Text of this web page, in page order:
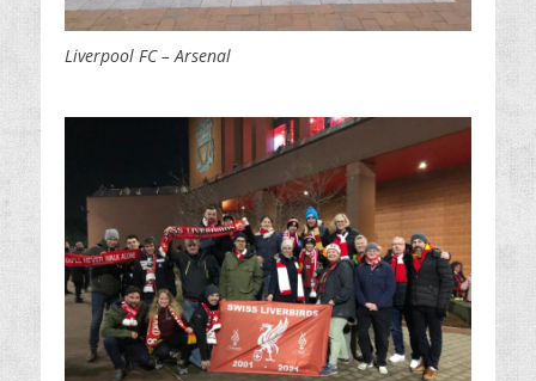
Liverpool FC – Arsenal